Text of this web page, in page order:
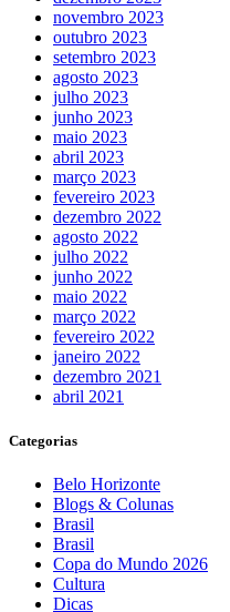
novembro 2023
outubro 2023
setembro 2023
agosto 2023
julho 2023
junho 2023
maio 2023
abril 2023
março 2023
fevereiro 2023
dezembro 2022
agosto 2022
julho 2022
junho 2022
maio 2022
março 2022
fevereiro 2022
janeiro 2022
dezembro 2021
abril 2021
Categorias
Belo Horizonte
Blogs & Colunas
Brasil
Brasil
Copa do Mundo 2026
Cultura
Dicas